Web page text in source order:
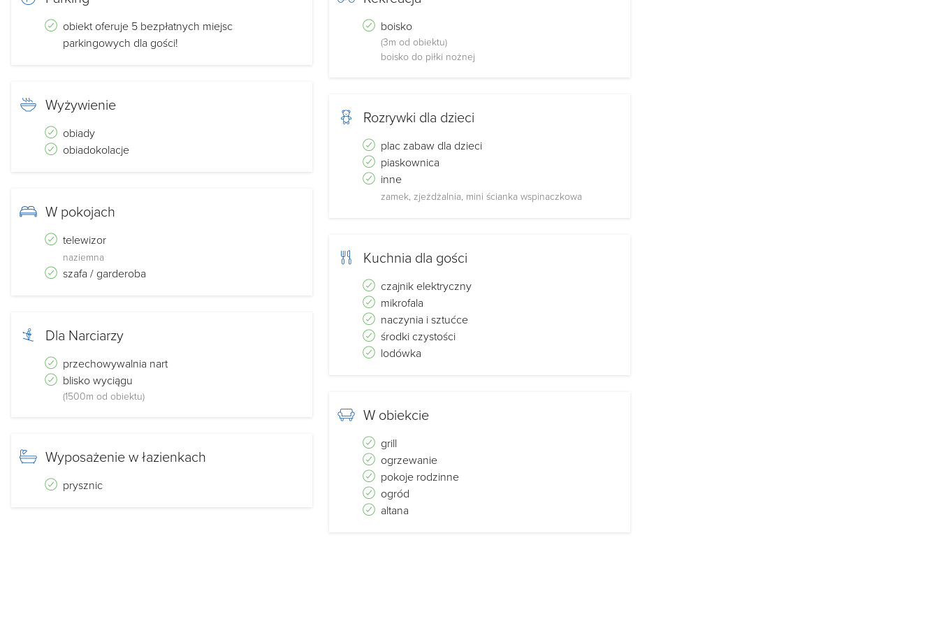
obiekt oferuje 5 bezpłatnych miejsc
parkingowych dla gości!
Wyżywienie
obiady
obiadokolacje
W pokojach
telewizor
naziemna
szafa / garderoba
Dla Narciarzy
przechowywalnia nart
blisko wyciągu
(1500m od obiektu)
Wyposażenie w łazienkach
prysznic
boisko
(3m od obiektu)
boisko do piłki nożnej
Rozrywki dla dzieci
plac zabaw dla dzieci
piaskownica
inne
zamek, zjeżdżalnia, mini ścianka wspinaczkowa
Kuchnia dla gości
czajnik elektryczny
mikrofala
naczynia i sztućce
środki czystości
lodówka
W obiekcie
grill
ogrzewanie
pokoje rodzinne
ogród
altana